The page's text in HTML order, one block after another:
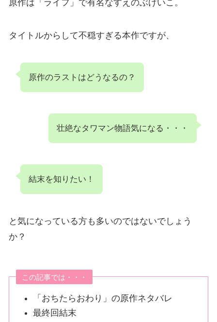
原作は「ライフ」で有名なすえのぶけいこ。
タイトルからして不穏すぎる本作ですが、
原作のラストはどうなるの？
壮絶なタワマン物語気になる・・・
結末を知りたい！
と気になっている方も多いのではないでしょう
か？
この記事では・・・
「おちたらおわり」の原作ネタバレ
最終回結末